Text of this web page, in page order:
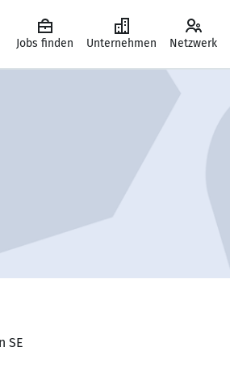
Jobs finden Unternehmen Netzwerk
SE